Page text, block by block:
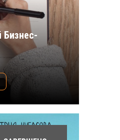
Бизнес-